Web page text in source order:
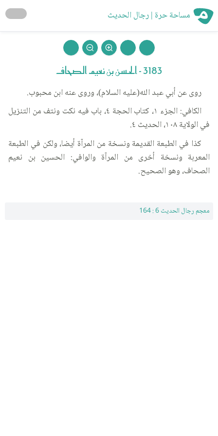
مساحة حرة | رجال الحديث
3183 - الحسن بن نعيم الصحاف
روى عن أبي عبد الله(عليه السلام)، وروى عنه ابن محبوب.
الكافي: الجزء ١، كتاب الحجة ٤، باب فيه نكت ونتف من التنزيل
في الولاية ١٠٨، الحديث ٤.
كذا في الطبعة القديمة ونسخة من المرآة أيضا، ولكن في الطبعة
المعربة ونسخة أخرى من المرآة والوافي: الحسين بن نعيم
الصحاف، وهو الصحيح.
معجم رجال الحديث 6 : 164